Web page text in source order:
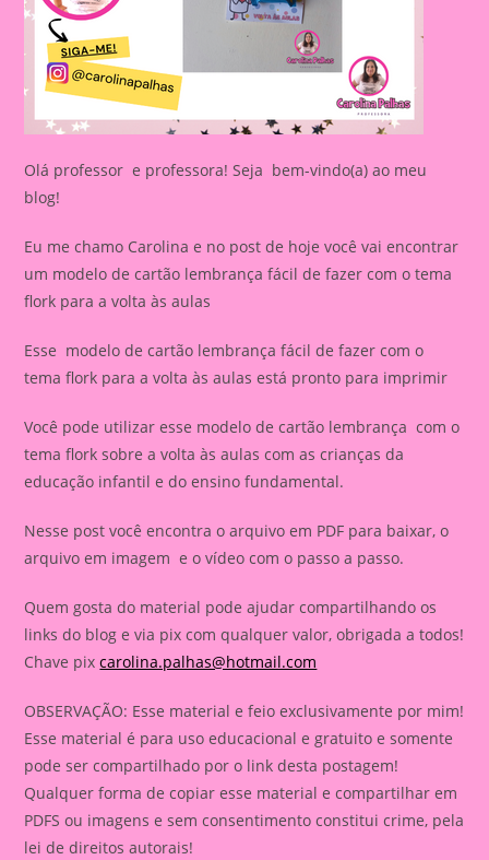
Olá professor e professora! Seja bem-vindo(a) ao meu
blog!
Eu me chamo Carolina e no post de hoje você vai encontrar
um modelo de cartão lembrança fácil de fazer com o tema
flork para a volta às aulas
Esse modelo de cartão lembrança fácil de fazer com o
tema flork para a volta às aulas está pronto para imprimir
Você pode utilizar esse modelo de cartão lembrança com o
tema flork sobre a volta às aulas com as crianças da
educação infantil e do ensino fundamental.
Nesse post você encontra o arquivo em PDF para baixar, o
arquivo em imagem e o vídeo com o passo a passo.
Quem gosta do material pode ajudar compartilhando os
links do blog e via pix com qualquer valor, obrigada a todos!
Chave pixcarolina.palhas@hotmail.com
OBSERVAÇÃO: Esse material e feio exclusivamente por mim!
Esse material é para uso educacional e gratuito e somente
pode ser compartilhado por o link desta postagem!
Qualquer forma de copiar esse material e compartilhar em
PDFS ou imagens e sem consentimento constitui crime, pela
lei de direitos autorais!